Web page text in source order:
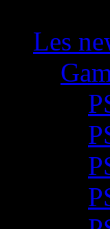
Les